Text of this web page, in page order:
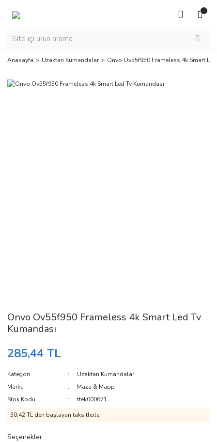
Anasayfa Uzaktan Kumandalar Onvo Ov55f950 Frameless 4k Smart Led
Onvo Ov55f950 Frameless 4k Smart Led Tv
Kumandası
285,44 TL
Kategori
Uzaktan Kumandalar
Marka
Maza & Mapp
Stok Kodu
ttek000671
30,42 TL den başlayan taksitlerle!
Seçenekler